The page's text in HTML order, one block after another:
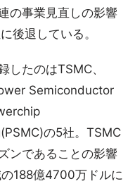
の事業見直しの影響
後退している。
したのはTSMC、
Semiconductor
の5社。TSMC
ンであることの影響
188億4700万ドルに